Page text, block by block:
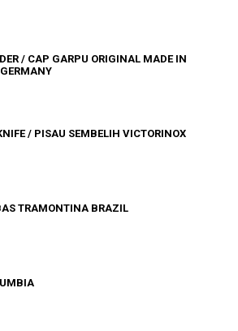
/ CAP GARPU ORIGINAL MADE IN
/ PISAU SEMBELIH VICTORINOX
TRAMONTINA BRAZIL